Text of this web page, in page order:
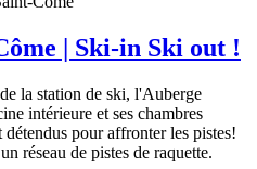
| Ski-in Ski out !
la station de ski, l'Auberge
intérieure et ses chambres
pour affronter les pistes!
réseau de pistes de raquette.